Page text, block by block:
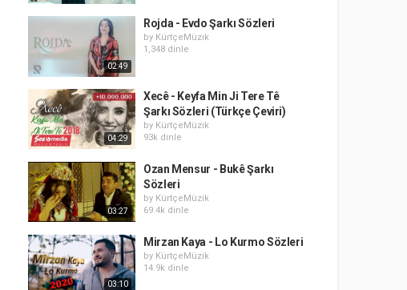
02:49
Rojda - Evdo Şarkı Sözleri
by KürtçeMüzik
1,348 dinle
04:29
Xecê - Keyfa Min Ji Tere Tê
Şarkı Sözleri (Türkçe Çeviri)
by KürtçeMüzik
93k dinle
03:27
Ozan Mensur - Bukê Şarkı
Sözleri
by KürtçeMüzik
69.4k dinle
03:10
Mirzan Kaya - Lo Kurmo Sözleri
by KürtçeMüzik
14.9k dinle